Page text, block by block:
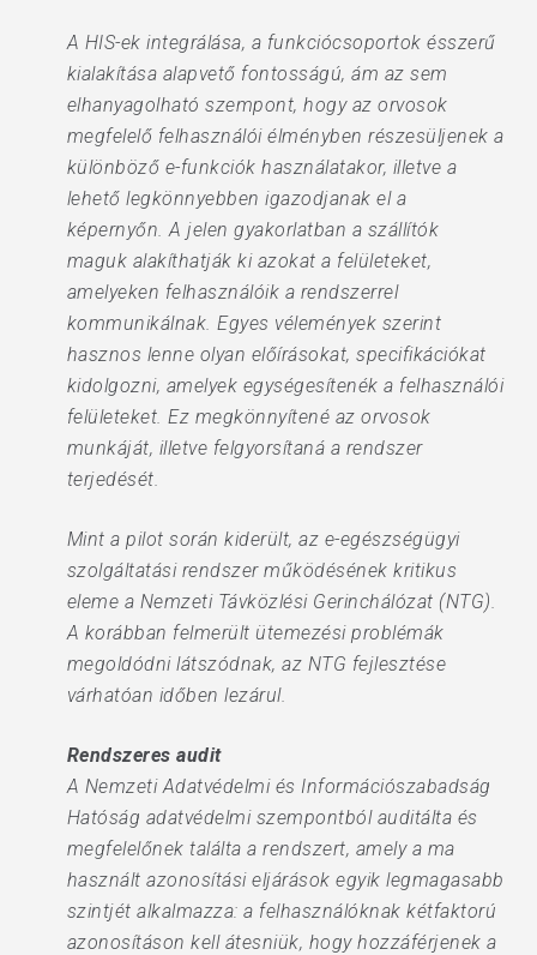
A HIS-ek integrálása, a funkciócsoportok ésszerű
kialakítása alapvető fontosságú, ám az sem
elhanyagolható szempont, hogy az orvosok
megfelelő felhasználói élményben részesüljenek a
különböző e-funkciók használatakor, illetve a
lehető legkönnyebben igazodjanak el a
képernyőn. A jelen gyakorlatban a szállítók
maguk alakíthatják ki azokat a felületeket,
amelyeken felhasználóik a rendszerrel
kommunikálnak. Egyes vélemények szerint
hasznos lenne olyan előírásokat, specifikációkat
kidolgozni, amelyek egységesítenék a felhasználói
felületeket. Ez megkönnyítené az orvosok
munkáját, illetve felgyorsítaná a rendszer
terjedését.
Mint a pilot során kiderült, az e-egészségügyi
szolgáltatási rendszer működésének kritikus
eleme a Nemzeti Távközlési Gerinchálózat (NTG).
A korábban felmerült ütemezési problémák
megoldódni látszódnak, az NTG fejlesztése
várhatóan időben lezárul.
Rendszeres audit
A Nemzeti Adatvédelmi és Információszabadság
Hatóság adatvédelmi szempontból auditálta és
megfelelőnek találta a rendszert, amely a ma
használt azonosítási eljárások egyik legmagasabb
szintjét alkalmazza: a felhasználóknak kétfaktorú
azonosításon kell átesniük, hogy hozzáférjenek a